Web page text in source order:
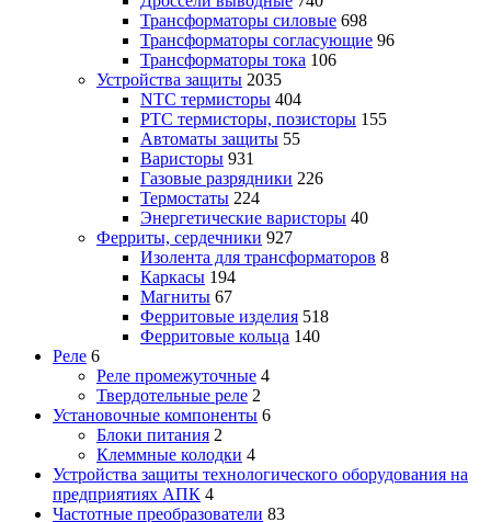
Трансформаторы силовые 698
Трансформаторы согласующие 96
Трансформаторы тока 106
Устройства защиты 2035
NTC термисторы 404
PTC термисторы, позисторы 155
Автоматы защиты 55
Варисторы 931
Газовые разрядники 226
Термостаты 224
Энергетические варисторы 40
Ферриты, сердечники 927
Изолента для трансформаторов 8
Каркасы 194
Магниты 67
Ферритовые изделия 518
Ферритовые кольца 140
Реле 6
Реле промежуточные 4
Твердотельные реле 2
Установочные компоненты 6
Блоки питания 2
Клеммные колодки 4
Устройства защиты технологического оборудования на
предприятиях АПК 4
Частотные преобразователи 83